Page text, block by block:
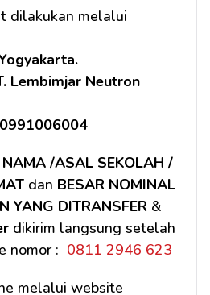
dilakukan melalui
Lembimjar Neutron
0991006004
NAMA /ASAL SEKOLAH /
dan BESAR NOMINAL
YANG DITRANSFER
dikirim langsung setelah
nomor : 0811 2946 623